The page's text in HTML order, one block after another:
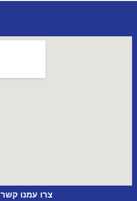
צרו עמנו קשר